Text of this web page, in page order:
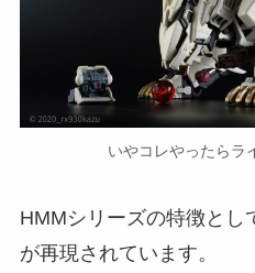
いやコレやったらラ
HMMシリーズの特徴とし
が再現されています。